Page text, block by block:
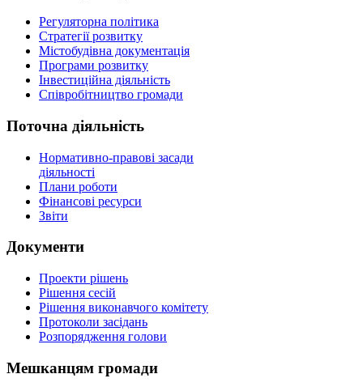
Регуляторна політика
Стратегії розвитку
Містобудівна документація
Програми розвитку
Інвестиційна діяльність
Співробітництво громади
Поточна діяльність
Нормативно-правові засади
діяльності
Плани роботи
Фінансові ресурси
Звіти
Документи
Проекти рішень
Рішення сесій
Рішення виконавчого комітету
Протоколи засідань
Розпорядження голови
Мешканцям громади